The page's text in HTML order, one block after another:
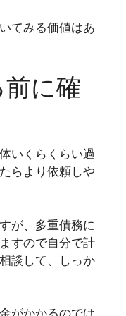
てみる価値はあ
に確
いくらくらい過
らより依頼しや
が、多重債務に
すので自分で計
談して、しっか
がかかるのでは